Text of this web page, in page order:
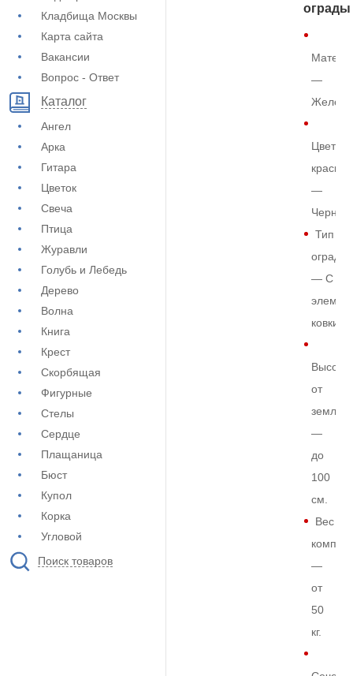
Кладбища Москвы
Карта сайта
Вакансии
Вопрос - Ответ
Каталог
Ангел
Арка
Гитара
Цветок
Свеча
Птица
Журавли
Голубь и Лебедь
Дерево
Волна
Книга
Крест
Скорбящая
Фигурные
Стелы
Сердце
Плащаница
Бюст
Купол
Корка
Угловой
Поиск товаров
ограды
—
Железо
Цвет
краски
—
Черный
Тип
ограды
— С
ковки
Высота
от
земли
—
до
100
см.
Вес
—
от
50
кг.